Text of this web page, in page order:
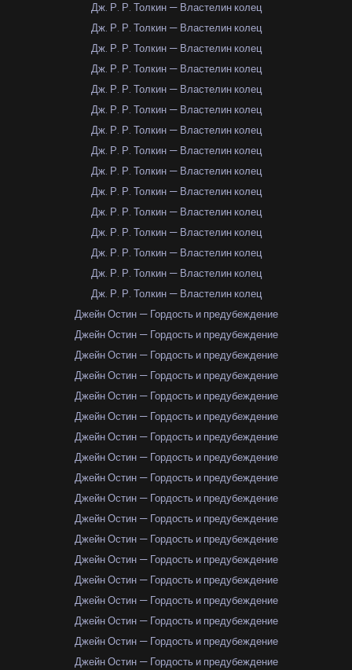
Дж. Р. Р. Толкин — Властелин колец
Дж. Р. Р. Толкин — Властелин колец
Дж. Р. Р. Толкин — Властелин колец
Дж. Р. Р. Толкин — Властелин колец
Дж. Р. Р. Толкин — Властелин колец
Дж. Р. Р. Толкин — Властелин колец
Дж. Р. Р. Толкин — Властелин колец
Дж. Р. Р. Толкин — Властелин колец
Дж. Р. Р. Толкин — Властелин колец
Дж. Р. Р. Толкин — Властелин колец
Дж. Р. Р. Толкин — Властелин колец
Дж. Р. Р. Толкин — Властелин колец
Дж. Р. Р. Толкин — Властелин колец
Дж. Р. Р. Толкин — Властелин колец
Дж. Р. Р. Толкин — Властелин колец
Джейн Остин — Гордость и предубеждение
Джейн Остин — Гордость и предубеждение
Джейн Остин — Гордость и предубеждение
Джейн Остин — Гордость и предубеждение
Джейн Остин — Гордость и предубеждение
Джейн Остин — Гордость и предубеждение
Джейн Остин — Гордость и предубеждение
Джейн Остин — Гордость и предубеждение
Джейн Остин — Гордость и предубеждение
Джейн Остин — Гордость и предубеждение
Джейн Остин — Гордость и предубеждение
Джейн Остин — Гордость и предубеждение
Джейн Остин — Гордость и предубеждение
Джейн Остин — Гордость и предубеждение
Джейн Остин — Гордость и предубеждение
Джейн Остин — Гордость и предубеждение
Джейн Остин — Гордость и предубеждение
Джейн Остин — Гордость и предубеждение